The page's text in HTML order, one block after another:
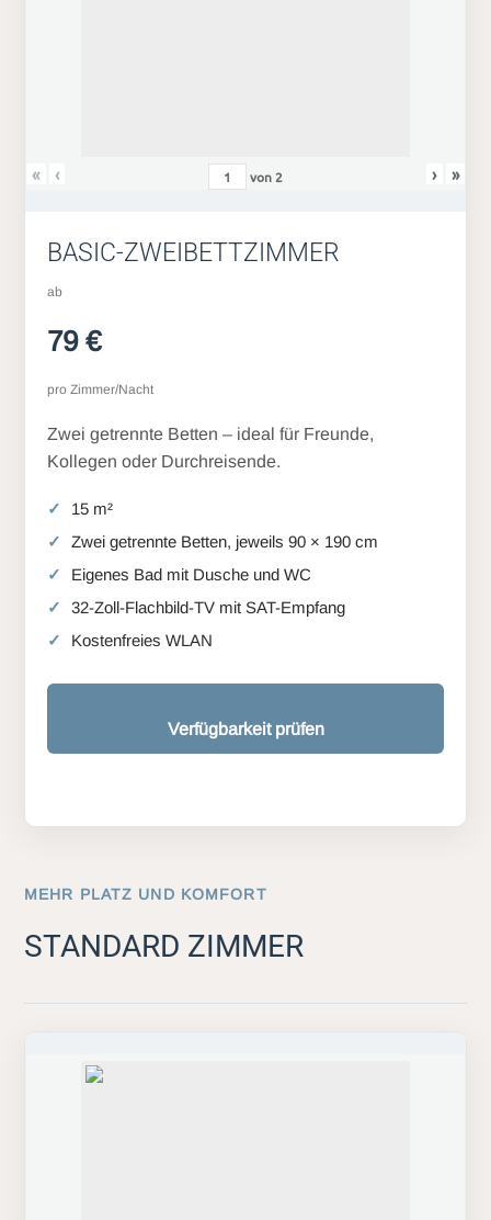
« ‹ von 2 › »
BASIC-ZWEIBETTZIMMER
ab
79 €
pro Zimmer/Nacht
Zwei getrennte Betten – ideal für Freunde,
Kollegen oder Durchreisende.
15 m²
Zwei getrennte Betten, jeweils 90 × 190 cm
Eigenes Bad mit Dusche und WC
32-Zoll-Flachbild-TV mit SAT-Empfang
Kostenfreies WLAN
Verfügbarkeit prüfen
MEHR PLATZ UND KOMFORT
STANDARD ZIMMER